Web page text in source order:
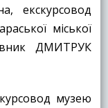
екскурсовод
міської
ДМИТРУК
музею